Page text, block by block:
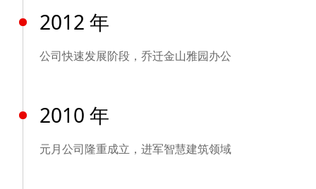
2012 年
公司快速发展阶段，乔迁金山雅园办公
2010 年
元月公司隆重成立，进军智慧建筑领域